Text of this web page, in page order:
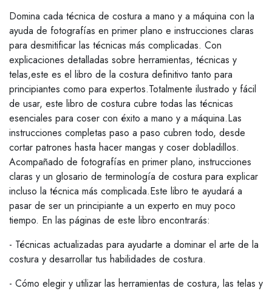
Domina cada técnica de costura a mano y a máquina con la
ayuda de fotografías en primer plano e instrucciones claras
para desmitificar las técnicas más complicadas. Con
explicaciones detalladas sobre herramientas, técnicas y
telas,este es el libro de la costura definitivo tanto para
principiantes como para expertos.Totalmente ilustrado y fácil
de usar, este libro de costura cubre todas las técnicas
esenciales para coser con éxito a mano y a máquina.Las
instrucciones completas paso a paso cubren todo, desde
cortar patrones hasta hacer mangas y coser dobladillos.
Acompañado de fotografías en primer plano, instrucciones
claras y un glosario de terminología de costura para explicar
incluso la técnica más complicada.Este libro te ayudará a
pasar de ser un principiante a un experto en muy poco
tiempo. En las páginas de este libro encontrarás:
- Técnicas actualizadas para ayudarte a dominar el arte de la
costura y desarrollar tus habilidades de costura.
- Cómo elegir y utilizar las herramientas de costura, las telas y